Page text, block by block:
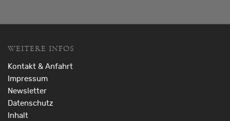
WEITERE INFOS
Kontakt & Anfahrt
Impressum
Newsletter
Datenschutz
Inhalt